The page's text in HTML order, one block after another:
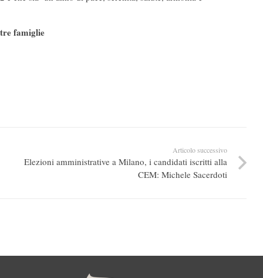
famiglie
Articolo successivo
Elezioni amministrative a Milano, i candidati iscritti alla
CEM: Michele Sacerdoti